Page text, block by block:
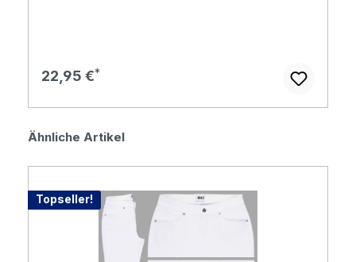
Regulärer Preis:
22,95 €
Produktgalerie überspringen
Ähnliche Artikel
Topseller!